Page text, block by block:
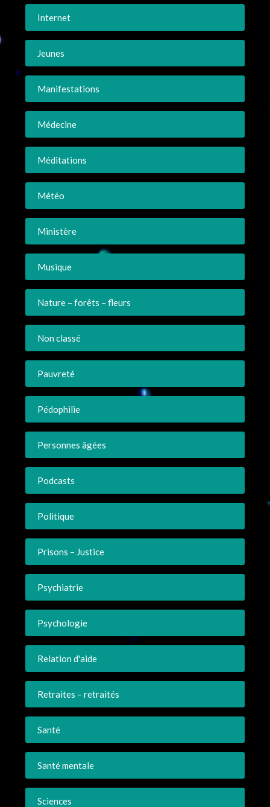
Internet
Jeunes
Manifestations
Médecine
Méditations
Météo
Ministère
Musique
Nature – forêts – fleurs
Non classé
Pauvreté
Pédophilie
Personnes âgées
Podcasts
Politique
Prisons – Justice
Psychiatrie
Psychologie
Relation d'aide
Retraites – retraités
Santé
Santé mentale
Sciences